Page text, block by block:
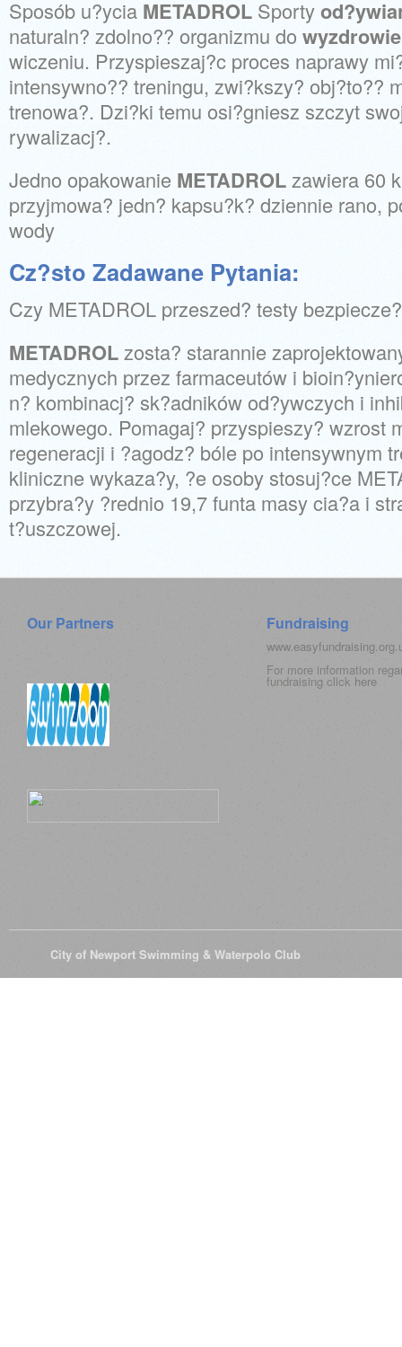
Sposób u?ycia METADROL Sporty
naturaln? zdolno?? organizmu do
wiczeniu. Przyspieszaj?c proces naprawy
intensywno?? treningu, zwi?kszy? obj?to??
trenowa?. Dzi?ki temu osi?gniesz szczyt
rywalizacj?.
Jedno opakowanie METADROLzawiera 60
przyjmowa? jedn? kapsu?k? dziennie rano,
wody
Cz?sto Zadawane Pytania:
Czy METADROL przeszed? testy
METADROLzosta? starannie
medycznych przez farmaceutów i
n? kombinacj? sk?adników od?ywczych i
mlekowego. Pomagaj? przyspieszy? wzrost
regeneracji i ?agodz? bóle po intensywnym
kliniczne wykaza?y, ?e osoby stosuj?ce
przybra?y ?rednio 19,7 funta masy cia?a i
t?uszczowej.
Our Partners Fundraising
For more information
fundraising click here
City of Newport Swimming & Waterpolo Club